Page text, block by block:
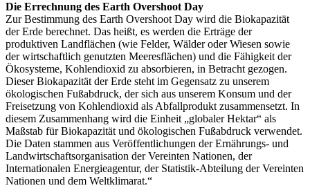
Die Errechnung des Earth Overshoot Day
Zur Bestimmung des Earth Overshoot Day wird die Biokapazität
der Erde berechnet. Das heißt, es werden die Erträge der
produktiven Landflächen (wie Felder, Wälder oder Wiesen sowie
der wirtschaftlich genutzten Meeresflächen) und die Fähigkeit der
Ökosysteme, Kohlendioxid zu absorbieren, in Betracht gezogen.
Dieser Biokapazität der Erde steht im Gegensatz zu unserem
ökologischen Fußabdruck, der sich aus unserem Konsum und der
Freisetzung von Kohlendioxid als Abfallprodukt zusammensetzt. In
diesem Zusammenhang wird die Einheit „globaler Hektar“ als
Maßstab für Biokapazität und ökologischen Fußabdruck verwendet.
Die Daten stammen aus Veröffentlichungen der Ernährungs- und
Landwirtschaftsorganisation der Vereinten Nationen, der
Internationalen Energieagentur, der Statistik-Abteilung der Vereinten
Nationen und dem Weltklimarat.“